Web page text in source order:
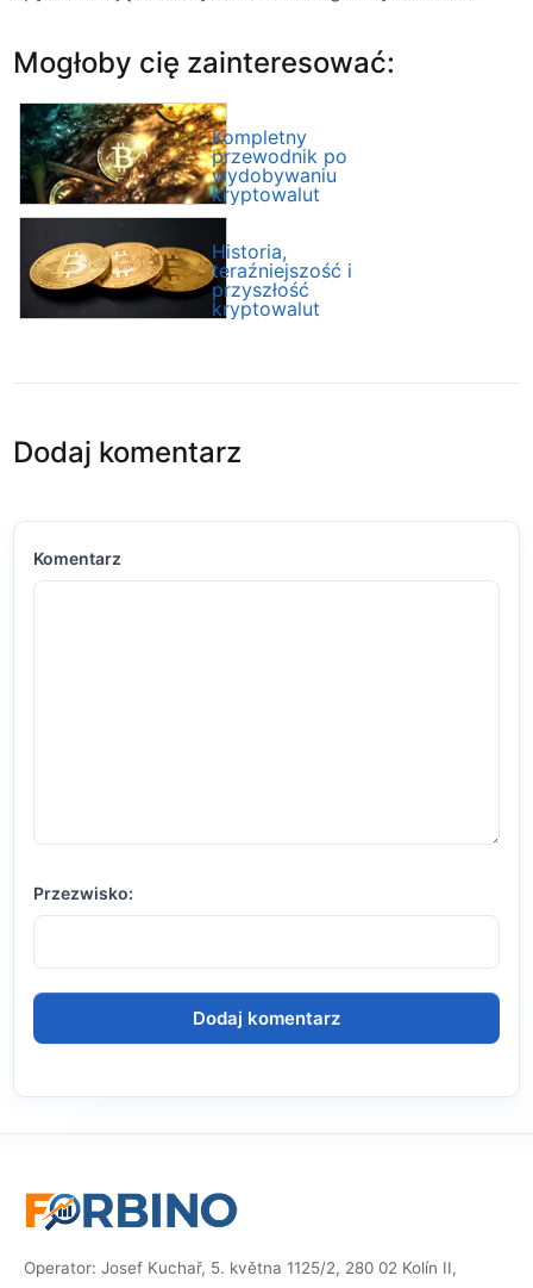
Mogłoby cię zainteresować:
Kompletny
przewodnik po
wydobywaniu
kryptowalut
Historia,
teraźniejszość i
przyszłość
kryptowalut
Dodaj komentarz
Komentarz
Przezwisko:
Operator: Josef Kuchař, 5. května 1125/2, 280 02 Kolín II,